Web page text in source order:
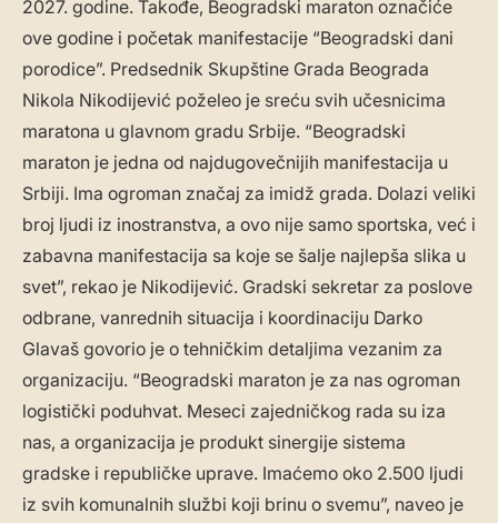
2027. godine. Takođe, Beogradski maraton označiće
ove godine i početak manifestacije “Beogradski dani
porodice”. Predsednik Skupštine Grada Beograda
Nikola Nikodijević poželeo je sreću svih učesnicima
maratona u glavnom gradu Srbije. “Beogradski
maraton je jedna od najdugovečnijih manifestacija u
Srbiji. Ima ogroman značaj za imidž grada. Dolazi veliki
broj ljudi iz inostranstva, a ovo nije samo sportska, već i
zabavna manifestacija sa koje se šalje najlepša slika u
svet”, rekao je Nikodijević. Gradski sekretar za poslove
odbrane, vanrednih situacija i koordinaciju Darko
Glavaš govorio je o tehničkim detaljima vezanim za
organizaciju. “Beogradski maraton je za nas ogroman
logistički poduhvat. Meseci zajedničkog rada su iza
nas, a organizacija je produkt sinergije sistema
gradske i republičke uprave. Imaćemo oko 2.500 ljudi
iz svih komunalnih službi koji brinu o svemu”, naveo je